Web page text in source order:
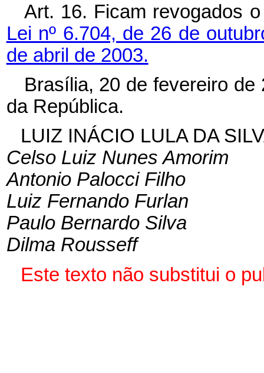
Art. 16. Ficam revogados
Lei nº 6.704, de 26 de
de abril de 2003.
Brasília, 20 de fevereiro de
da República.
LUIZ INÁCIO LULA DA
Celso Luiz Nunes Amorim
Antonio Palocci Filho
Luiz Fernando Furlan
Paulo Bernardo Silva
Dilma Rousseff
Este texto não substitui o